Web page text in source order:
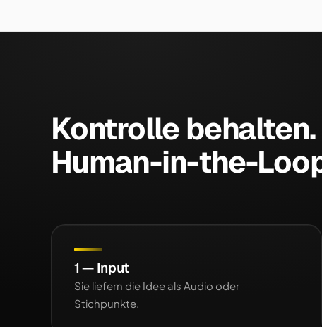
Kontrolle
Human-in-the-
1 — Input
Sie liefern die Idee als Audio oder
Stichpunkte.